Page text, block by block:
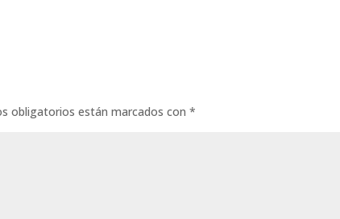
obligatorios están marcados con*